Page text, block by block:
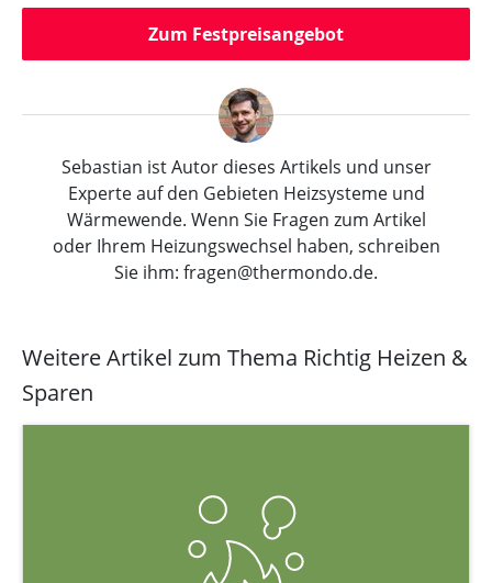
Zum Festpreisangebot
Sebastian ist Autor dieses Artikels und unser
Experte auf den Gebieten Heizsysteme und
Wärmewende. Wenn Sie Fragen zum Artikel
oder Ihrem Heizungswechsel haben, schreiben
Sie ihm: fragen@thermondo.de.
Weitere Artikel zum Thema Richtig Heizen &
Sparen